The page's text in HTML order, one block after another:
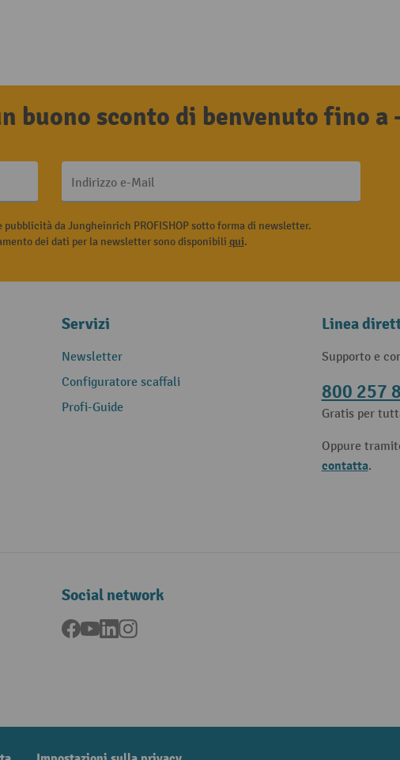
sconto di benvenuto fino a
Indirizzo e-Mail
da Jungheinrich PROFISHOP sotto forma di newsletter.
dei dati per la newsletter sono disponibili qui.
Servizi
Newsletter
Configuratore scaffali
Profi-Guide
Linea
Supporto e
800 257
Gratis per
Oppure
contatta.
Social network
Facebook
YouTubeLinkedInInstagram